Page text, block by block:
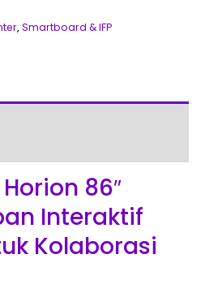
,Smartboard & IFP
86″
Interaktif
Kolaborasi